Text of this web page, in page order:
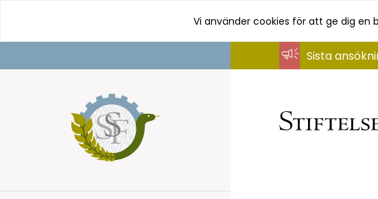
innehåll
Vi använder cookies för att ge dig
Sista